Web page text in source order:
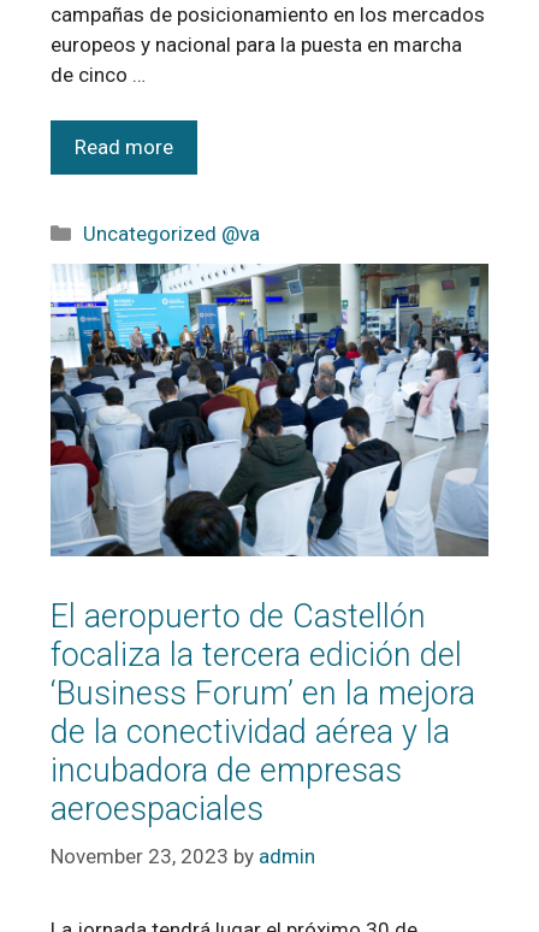
campañas de posicionamiento en los mercados
europeos y nacional para la puesta en marcha
de cinco …
Read more
Uncategorized @va
El aeropuerto de Castellón
focaliza la tercera edición del
‘Business Forum’ en la mejora
de la conectividad aérea y la
incubadora de empresas
aeroespaciales
November 23, 2023 by admin